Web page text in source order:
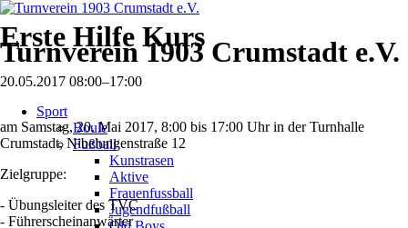
Turnverein 1903 Crumstadt e.V.
überspringen
Sport
Boule
Fußball
Kunstrasen
Aktive
Frauenfussball
Jugendfußball
Erste Hilfe Kurs
20.05.2017 08:00–17:00
am Samstag, 20. Mai 2017, 8:00 bis 17:00 Uhr in der Turnhalle
Crumstadt, Nibelungenstraße 12
Zielgruppe:
- Übungsleiter des TVC
- Führerscheinanwärter